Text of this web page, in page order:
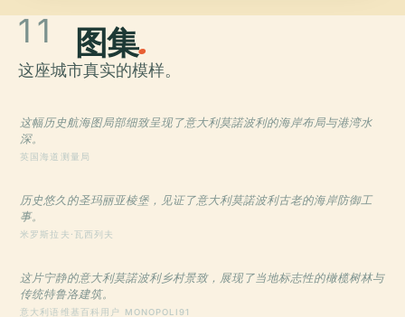
11 图集.
这座城市真实的模样。
这幅历史航海图局部细致呈现了意大利莫諾波利的海岸布局与港湾水
深。
英国海道测量局
历史悠久的圣玛丽亚棱堡，见证了意大利莫諾波利古老的海岸防御工
事。
米罗斯拉夫·瓦西列夫
这片宁静的意大利莫諾波利乡村景致，展现了当地标志性的橄榄树林与
传统特鲁洛建筑。
意大利语维基百科用户 MONOPOLI91